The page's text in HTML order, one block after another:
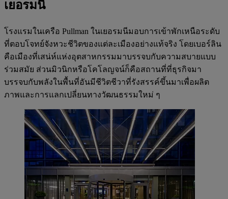
เยอรมนี
โรงแรมในเครือ Pullman ในเยอรมนีมอบการเข้าพักเหนือระดับ
ที่ตอบโจทย์จังหวะชีวิตของแต่ละเมืองอย่างแท้จริง โดยเบอร์ลิน
คือเมืองที่เสน่ห์แห่งอุตสาหกรรมมาบรรจบกับความสบายแบบ
ร่วมสมัย ส่วนมิวนิกหรือโคโลญจน์ก็คือสถานที่ที่ธุรกิจมา
บรรจบกับพลังในพื้นที่อันมีชีวิตชีวาที่รังสรรค์ขึ้นมาเพื่อผลิต
ภาพและการแลกเปลี่ยนทางวัฒนธรรมใหม่ ๆ